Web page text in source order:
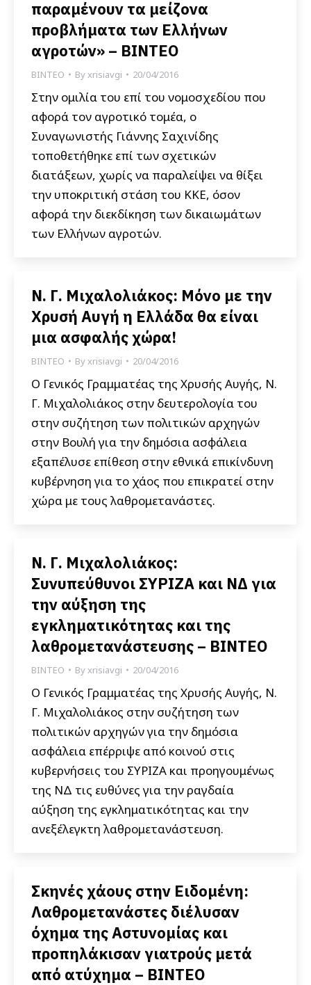
παραμένουν τα μείζονα
προβλήματα των Ελλήνων
αγροτών» – ΒΙΝΤΕΟ
ΒΙΝΤΕΟ Byxrisiavgi 20/04/2016
Στην ομιλία του επί του νομοσχεδίου που
αφορά τον αγροτικό τομέα, ο
Συναγωνιστής Γιάννης Σαχινίδης
τοποθετήθηκε επί των σχετικών
διατάξεων, χωρίς να παραλείψει να θίξει
την υποκριτική στάση του ΚΚΕ, όσον
αφορά την διεκδίκηση των δικαιωμάτων
των Ελλήνων αγροτών.
Ν. Γ. Μιχαλολιάκος: Μόνο με την
Χρυσή Αυγή η Ελλάδα θα είναι
μια ασφαλής χώρα!
ΒΙΝΤΕΟ Byxrisiavgi 20/04/2016
Ο Γενικός Γραμματέας της Χρυσής Αυγής, Ν.
Γ. Μιχαλολιάκος στην δευτερολογία του
στην συζήτηση των πολιτικών αρχηγών
στην Βουλή για την δημόσια ασφάλεια
εξαπέλυσε επίθεση στην εθνικά επικίνδυνη
κυβέρνηση για το χάος που επικρατεί στην
χώρα με τους λαθρομετανάστες.
Ν. Γ. Μιχαλολιάκος:
Συνυπεύθυνοι ΣΥΡΙΖΑ και ΝΔ για
την αύξηση της
εγκληματικότητας και της
λαθρομετανάστευσης – ΒΙΝΤΕΟ
ΒΙΝΤΕΟ Byxrisiavgi 20/04/2016
Ο Γενικός Γραμματέας της Χρυσής Αυγής, Ν.
Γ. Μιχαλολιάκος στην συζήτηση των
πολιτικών αρχηγών για την δημόσια
ασφάλεια επέρριψε από κοινού στις
κυβερνήσεις του ΣΥΡΙΖΑ και προηγουμένως
της ΝΔ τις ευθύνες για την ραγδαία
αύξηση της εγκληματικότητας και την
ανεξέλεγκτη λαθρομετανάστευση.
Σκηνές χάους στην Ειδομένη:
Λαθρομετανάστες διέλυσαν
όχημα της Αστυνομίας και
προπηλάκισαν γιατρούς μετά
από ατύχημα – ΒΙΝΤΕΟ